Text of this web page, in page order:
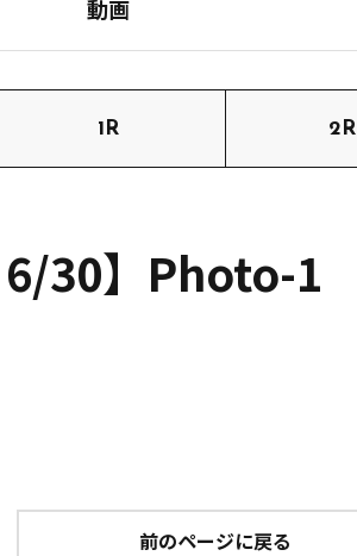
動画
1R 2R
6/30】Photo-1
前のページに戻る